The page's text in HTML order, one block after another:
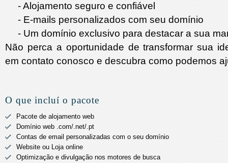
- Alojamento seguro e confiável
- E-mails personalizados com seu domínio
- Um domínio exclusivo para destacar a sua
Não perca a oportunidade de transformar sua
em contato conosco e descubra como podemos
O que incluí o pacote
Pacote de alojamento web
Domínio web .com/.net/.pt
Contas de email personalizadas com o seu domínio
Website ou Loja online
Optimização e divulgação nos motores de busca